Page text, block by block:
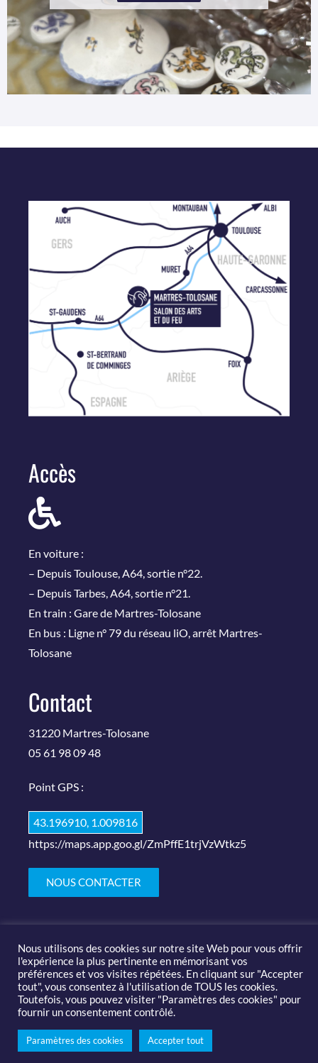
Accès
En voiture :
– Depuis Toulouse, A64, sortie n°22.
– Depuis Tarbes, A64, sortie n°21.
En train : Gare de Martres-Tolosane
En bus : Ligne n° 79 du réseau liO, arrêt Martres-
Tolosane
Contact
31220 Martres-Tolosane
05 61 98 09 48
Point GPS :
43.196910, 1.009816
https://maps.app.goo.gl/ZmPffE1trjVzWtkz5
NOUS CONTACTER
© 2019-2020 Salon des arts et du feu |Mentions légales
Nous utilisons des cookies sur notre site Web pour vous offrir
l'expérience la plus pertinente en mémorisant vos
préférences et vos visites répétées. En cliquant sur "Accepter
tout", vous consentez à l'utilisation de TOUS les cookies.
Toutefois, vous pouvez visiter "Paramètres des cookies" pour
fournir un consentement contrôlé.
Paramètres des cookies Accepter tout